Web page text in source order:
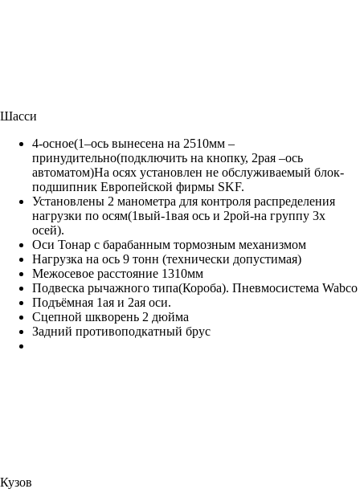
Шасси
4-осное(1–ось вынесена на 2510мм –
принудительно(подключить на кнопку, 2рая –ось
автоматом)На осях установлен не обслуживаемый блок-
подшипник Европейской фирмы SKF.
Установлены 2 манометра для контроля распределения
нагрузки по осям(1вый-1вая ось и 2рой-на группу 3х
осей).
Оси Тонар с барабанным тормозным механизмом
Нагрузка на ось 9 тонн (технически допустимая)
Межосевое расстояние 1310мм
Подвеска рычажного типа(Короба). Пневмосистема Wabco
Подъёмная 1ая и 2ая оси.
Сцепной шкворень 2 дюйма
Задний противоподкатный брус
Кузов